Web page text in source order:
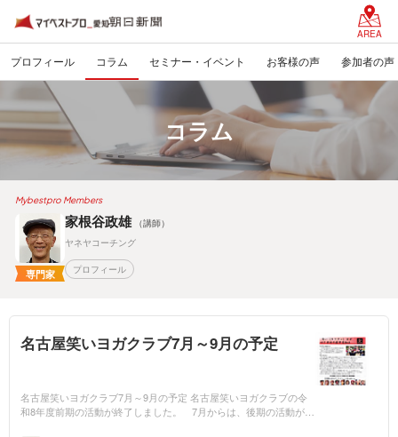
AREA
プロフィール コラム セミナー・イベント お客様の声 参加者の声
コラム
Mybestpro Members
専門家
家根谷政雄
（講師）
ヤネヤコーチング
プロフィール
名古屋笑いヨガクラブ7月～9月の予定
名古屋笑いヨガクラブ7月～9月の予定 名古屋笑いヨガクラブの令
和8年度前期の活動が終了しました。 7月からは、後期の活動が始